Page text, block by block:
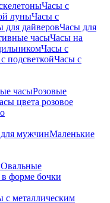
Часы с
луныЧасы с
для дайверовЧасы для
часыЧасы на
Часы с
подсветкойЧасы с
часыРозовые
цвета розовое
мужчинМаленькие
Овальные
форме бочки
с металлическим